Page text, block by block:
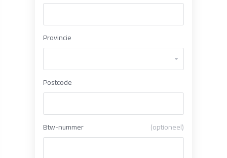
Provincie
Postcode
Btw-nummer (optioneel)